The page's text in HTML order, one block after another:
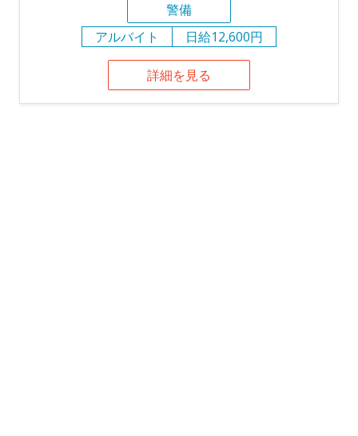
警備
アルバイト
日給12,600円
詳細を見る